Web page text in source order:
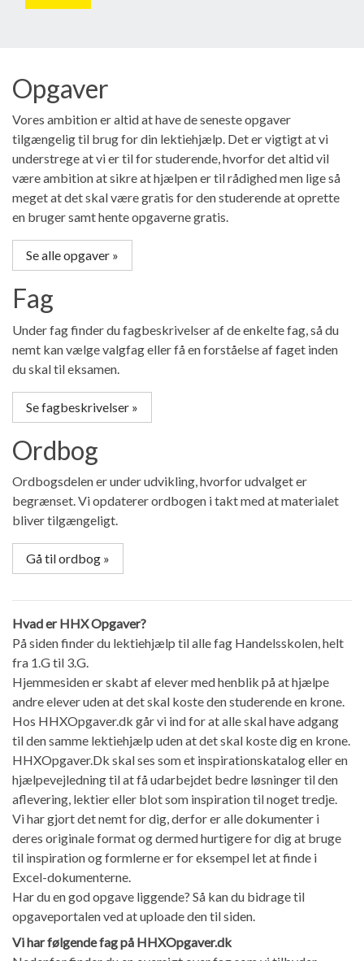
Opgaver
Vores ambition er altid at have de seneste opgaver
tilgængelig til brug for din lektiehjælp. Det er vigtigt at vi
understrege at vi er til for studerende, hvorfor det altid vil
være ambition at sikre at hjælpen er til rådighed men lige så
meget at det skal være gratis for den studerende at oprette
en bruger samt hente opgaverne gratis.
Se alle opgaver »
Fag
Under fag finder du fagbeskrivelser af de enkelte fag, så du
nemt kan vælge valgfag eller få en forståelse af faget inden
du skal til eksamen.
Se fagbeskrivelser »
Ordbog
Ordbogsdelen er under udvikling, hvorfor udvalget er
begrænset. Vi opdaterer ordbogen i takt med at materialet
bliver tilgængeligt.
Gå til ordbog »
Hvad er HHX Opgaver?
På siden finder du lektiehjælp til alle fag Handelsskolen, helt
fra 1.G til 3.G.
Hjemmesiden er skabt af elever med henblik på at hjælpe
andre elever uden at det skal koste den studerende en krone.
Hos HHXOpgaver.dk går vi ind for at alle skal have adgang
til den samme lektiehjælp uden at det skal koste dig en krone.
HHXOpgaver.Dk skal ses som et inspirationskatalog eller en
hjælpevejledning til at få udarbejdet bedre løsninger til den
aflevering, lektier eller blot som inspiration til noget tredje.
Vi har gjort det nemt for dig, derfor er alle dokumenter i
deres originale format og dermed hurtigere for dig at bruge
til inspiration og formlerne er for eksempel let at finde i
Excel-dokumenterne.
Har du en god opgave liggende? Så kan du bidrage til
opgaveportalen ved at uploade den til siden.
Vi har følgende fag på HHXOpgaver.dk